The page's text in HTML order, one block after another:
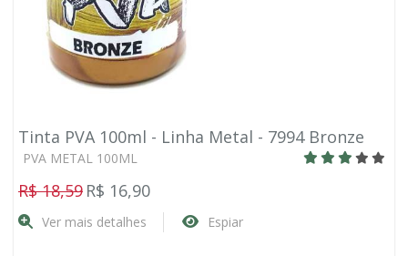
Tinta PVA 100ml - Linha Metal - 7994 Bronze
PVA METAL 100ML
R$ 18,59 R$ 16,90
Ver mais detalhes Espiar